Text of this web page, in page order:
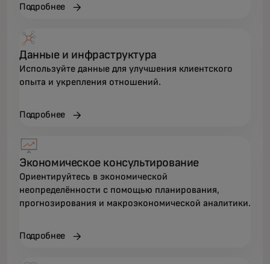
Подробнее
Данные и инфраструктура
Используйте данные для улучшения клиентского
опыта и укрепления отношений.
Подробнее
Экономическое консультирование
Ориентируйтесь в экономической
неопределённости с помощью планирования,
прогнозирования и макроэкономической аналитики.
Подробнее